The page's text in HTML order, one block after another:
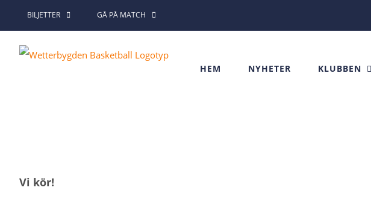
Fortsätt
till
innehållet
BILJETTER GÅ PÅ MATCH
HEM NYHETER KLUBBEN
Vi kör!